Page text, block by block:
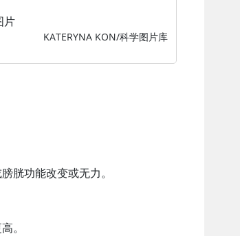
片
KATERYNA KON/科学图片库
胱功能改变或无力。
。